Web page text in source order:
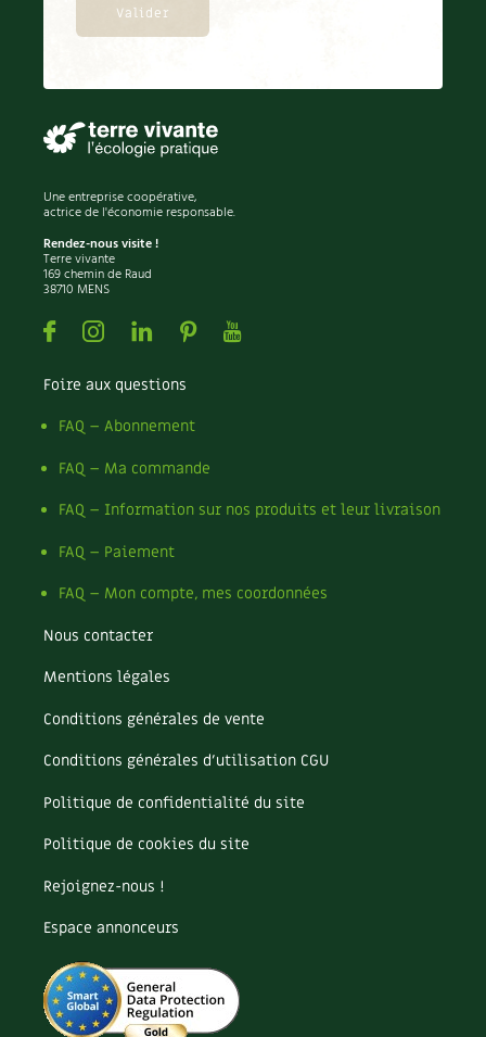
Pelouse
Permaculture
Pesticides
Petits pois
Piment
Pissenlit
Pizza
Plantes
Plantes d'extérieur
Plantes d'intérieur
Plantes médicinales
Plantes sauvages
Plants
Plastique
Poireau
Pollinisation
Pollution
Pomme
Potager
Potager en lasagnes
Poules
Prairie fleurie
Purin
Recette
Récup'
Réparation
Reproduction
Restauration
Rocaille
Ronce (ou mûre de jardin)
Roquette
Une entreprise coopérative,
actrice de l'économie responsable.
Rendez-nous visite !
Terre vivante
169 chemin de Raud
38710 MENS
FacebookInstagramLinkedin
PinterestYoutube
Foire aux questions
FAQ – Abonnement
FAQ – Ma commande
FAQ – Information sur nos produits et leur livraison
FAQ – Paiement
FAQ – Mon compte, mes coordonnées
Nous contacter
Mentions légales
Conditions générales de vente
Conditions générales d’utilisation CGU
Politique de confidentialité du site
Politique de cookies du site
Rejoignez-nous !
Espace annonceurs